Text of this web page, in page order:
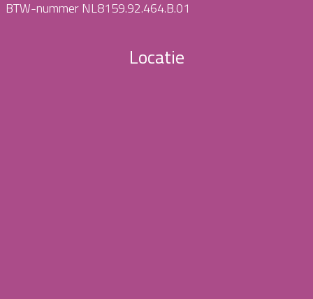
BTW-nummer NL8159.92.464.B.01
Locatie